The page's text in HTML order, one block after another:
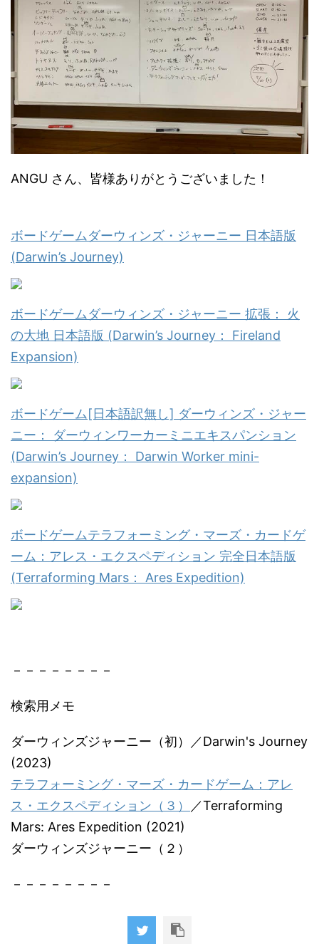
ANGU さん、皆様ありがとうございました！
ボードゲームダーウィンズ・ジャーニー 日本語版
(Darwin’s Journey)
ボードゲームダーウィンズ・ジャーニー 拡張： 火
の大地 日本語版 (Darwin’s Journey： Fireland
Expansion)
ボードゲーム[日本語訳無し] ダーウィンズ・ジャー
ニー： ダーウィンワーカーミニエキスパンション
(Darwin’s Journey： Darwin Worker mini-
expansion)
ボードゲームテラフォーミング・マーズ・カードゲ
ーム：アレス・エクスペディション 完全日本語版
(Terraforming Mars： Ares Expedition)
－－－－－－－－
検索用メモ
ダーウィンズジャーニー（初）／Darwin's Journey
(2023)
テラフォーミング・マーズ・カードゲーム：アレ
ス・エクスペディション（３）
／Terraforming
Mars: Ares Expedition (2021)
ダーウィンズジャーニー（２）
－－－－－－－－